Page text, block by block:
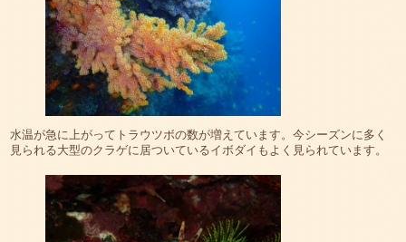
水温が急に上がってトラウツボの数が増えています。今シーズンに多く
見られる大型のクラゲに居ついているイボダイもよく見られています。